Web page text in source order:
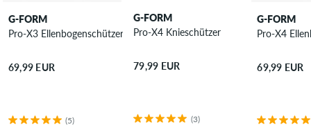
G-FORM
Pro-X3 Ellenbogenschützer
69,99 EUR
(5)
G-FORM
Pro-X4 Knieschützer
79,99 EUR
(3)
G-FORM
Pro-X4
69,99 EUR